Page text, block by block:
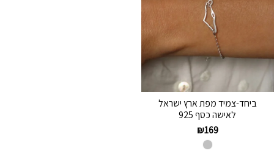
ביחד-צמיד מפת ארץ ישראל
לאישה כסף 925
₪169